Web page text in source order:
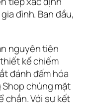
đình. Ban đầu,
nguyên tiên
kế chiếm
đánh đấm hóa
chúng mặt
chắn. Với sự kết